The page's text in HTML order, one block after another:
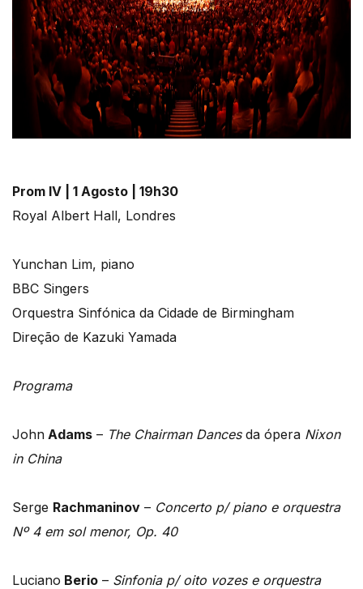
Prom IV | 1 Agosto | 19h30
Royal Albert Hall, Londres
Yunchan Lim, piano
BBC Singers
Orquestra Sinfónica da Cidade de Birmingham
Direção de Kazuki Yamada
Programa
John Adams – The Chairman Dancesda ópera Nixon
in China
Serge Rachmaninov – Concerto p/ piano e orquestra
Nº 4 em sol menor, Op. 40
Luciano Berio – Sinfonia p/ oito vozes e orquestra